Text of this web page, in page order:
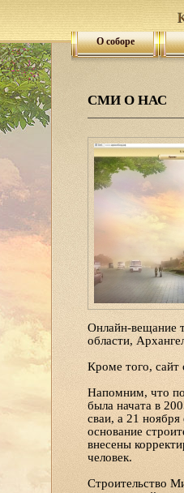
О соборе
СМИ О НАС
Онлайн-вещание
области,
Кроме того, сайт
Напомним, что
была начата в
сваи, а 21
основание
внесены
человек.
Строительство